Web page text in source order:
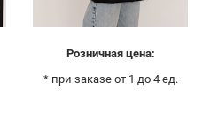
Розничная цена:
* при заказе от 1 до 4 ед.